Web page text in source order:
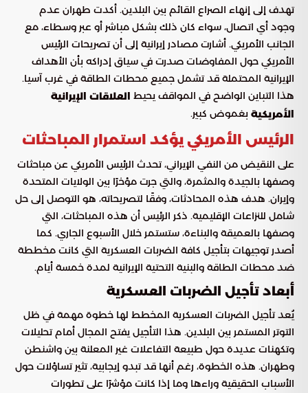
تهدف إلى إنهاء الصراع القائم بين البلدين. أكدت طهران عدم
وجود أي اتصال، سواء كان ذلك بشكل مباشر أو عبر وسطاء، مع
الجانب الأمريكي. أشارت مصادر إيرانية إلى أن تصريحات الرئيس
الأمريكي حول المفاوضات صدرت في سياق إدراكه بأن الأهداف
الإيرانية المحتملة قد تشمل جميع محطات الطاقة في غرب آسيا.
هذا التباين الواضح في المواقف يحيط العلاقات الإيرانية
الأمريكية بغموض كبير.
الرئيس الأمريكي يؤكد استمرار المباحثات
على النقيض من النفي الإيراني، تحدث الرئيس الأمريكي عن مباحثات
وصفها بالجيدة والمثمرة، والتي جرت مؤخرًا بين الولايات المتحدة
وإيران. هدف هذه المحادثات، وفقًا لتصريحاته، هو التوصل إلى حل
شامل للنزاعات الإقليمية. ذكر الرئيس أن هذه المباحثات، التي
وصفها بالعميقة والبناءة، ستستمر خلال الأسبوع الجاري. كما
أصدر توجيهات بتأجيل كافة الضربات العسكرية التي كانت مخططة
ضد محطات الطاقة والبنية التحتية الإيرانية لمدة خمسة أيام.
أبعاد تأجيل الضربات العسكرية
يُعد تأجيل الضربات العسكرية المخطط لها خطوة مهمة في ظل
التوتر المستمر بين البلدين. هذا التأجيل يفتح المجال أمام تحليلات
وتكهنات عديدة حول طبيعة التفاعلات غير المعلنة بين واشنطن
وطهران. هذه الخطوة، رغم أنها قد تبدو إيجابية، تثير تساؤلات حول
الأسباب الحقيقية وراءها وما إذا كانت مؤشرًا على تطورات